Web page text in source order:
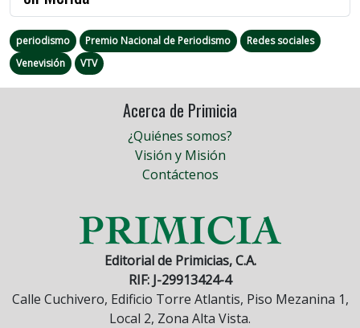
periodismo Premio Nacional de Periodismo
Redes sociales
Venevisión
VTV
Acerca de Primicia
¿Quiénes somos?
Visión y Misión
Contáctenos
Editorial de Primicias, C.A.
RIF: J-29913424-4
Calle Cuchivero, Edificio Torre Atlantis, Piso Mezanina 1,
Local 2, Zona Alta Vista.